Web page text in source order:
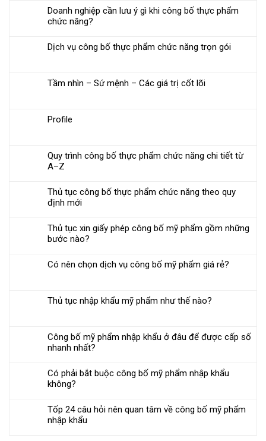
Doanh nghiệp cần lưu ý gì khi công bố thực phẩm
chức năng?
Dịch vụ công bố thực phẩm chức năng trọn gói
Tầm nhìn – Sứ mệnh – Các giá trị cốt lõi
Profile
Quy trình công bố thực phẩm chức năng chi tiết từ
A–Z
Thủ tục công bố thực phẩm chức năng theo quy
định mới
Thủ tục xin giấy phép công bố mỹ phẩm gồm những
bước nào?
Có nên chọn dịch vụ công bố mỹ phẩm giá rẻ?
Thủ tục nhập khẩu mỹ phẩm như thế nào?
Công bố mỹ phẩm nhập khẩu ở đâu để được cấp số
nhanh nhất?
Có phải bắt buộc công bố mỹ phẩm nhập khẩu
không?
Tốp 24 câu hỏi nên quan tâm về công bố mỹ phẩm
nhập khẩu